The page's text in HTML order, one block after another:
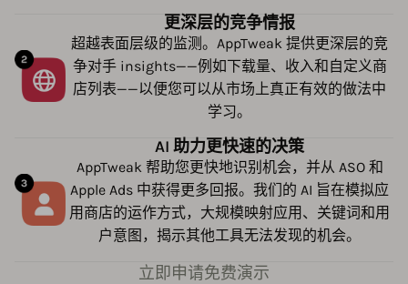
更深层的竞争情报
超越表面层级的监测。AppTweak 提供更深层的竞
争对手 insights——例如下载量、收入和自定义商
店列表——以便您可以从市场上真正有效的做法中
学习。
AI 助力更快速的决策
AppTweak 帮助您更快地识别机会，并从 ASO 和
Apple Ads 中获得更多回报。我们的 AI 旨在模拟应
用商店的运作方式，大规模映射应用、关键词和用
户意图，揭示其他工具无法发现的机会。
立即申请免费演示